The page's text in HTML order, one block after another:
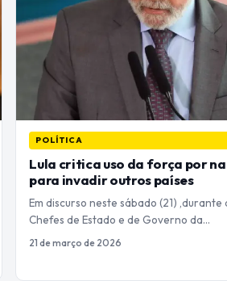
POLÍTICA
Lula critica uso da força por
para invadir outros países
Em discurso neste sábado (21) ,durante
Chefes de Estado e de Governo da…
21 de março de 2026